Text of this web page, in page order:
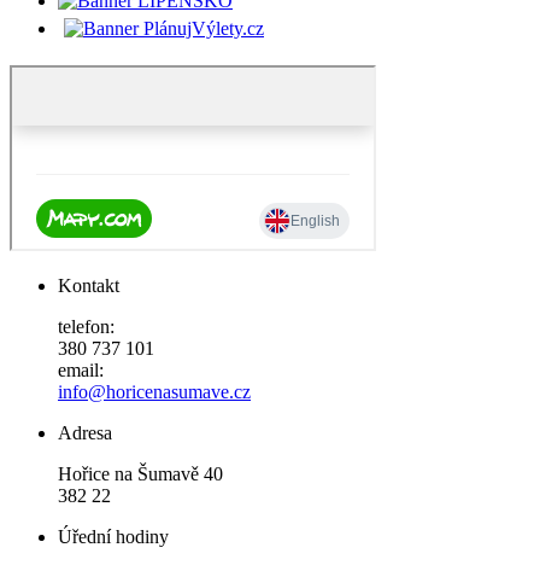
Kontakt
telefon:
380 737 101
email:
info@horicenasumave.cz
Adresa
Hořice na Šumavě 40
382 22
Úřední hodiny